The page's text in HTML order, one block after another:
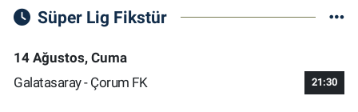
Süper Lig Fikstür
14 Ağustos, Cuma
Galatasaray - Çorum FK
21:30